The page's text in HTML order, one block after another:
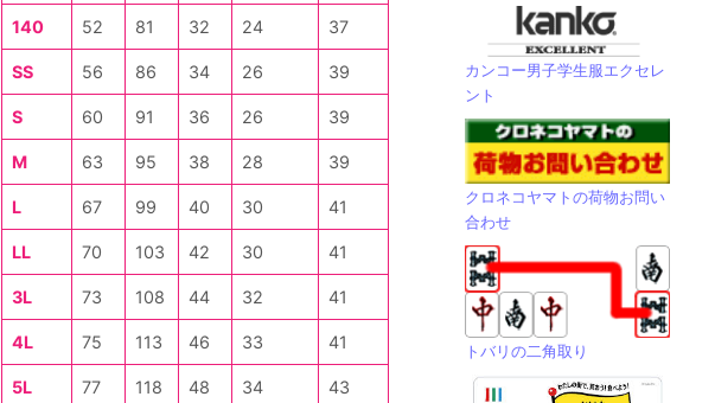
140 52 81 32 24 37
SS 56 86 34 26 39
S 60 91 36 26 39
M 63 95 38 28 39
L 67 99 40 30 41
LL 70 103 42 30 41
3L 73 108 44 32 41
4L 75 113 46 33 41
5L 77 118 48 34 43
カンコー男子学生服エクセレ
ント
クロネコヤマトの荷物お問い
合わせ
トバリの二角取り